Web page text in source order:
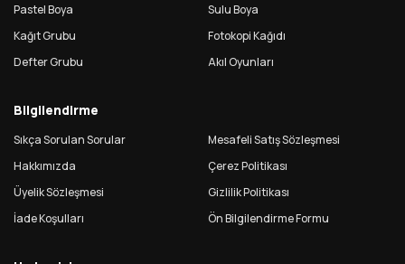
Pastel Boya
Sulu Boya
Kağıt Grubu
Fotokopi Kağıdı
Defter Grubu
Akıl Oyunları
Bilgilendirme
Sıkça Sorulan Sorular
Mesafeli Satış Sözleşmesi
Hakkımızda
Çerez Politikası
Üyelik Sözleşmesi
Gizlilik Politikası
İade Koşulları
Ön Bilgilendirme Formu